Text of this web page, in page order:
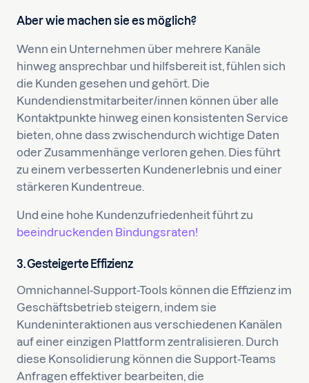
Aber wie machen sie es möglich?
Wenn ein Unternehmen über mehrere Kanäle
hinweg ansprechbar und hilfsbereit ist, fühlen sich
die Kunden gesehen und gehört. Die
Kundendienstmitarbeiter/innen können über alle
Kontaktpunkte hinweg einen konsistenten Service
bieten, ohne dass zwischendurch wichtige Daten
oder Zusammenhänge verloren gehen. Dies führt
zu einem verbesserten Kundenerlebnis und einer
stärkeren Kundentreue.
Und eine hohe Kundenzufriedenheit führt zu
beeindruckenden Bindungsraten!
3. Gesteigerte Effizienz
Omnichannel-Support-Tools können die Effizienz im
Geschäftsbetrieb steigern, indem sie
Kundeninteraktionen aus verschiedenen Kanälen
auf einer einzigen Plattform zentralisieren. Durch
diese Konsolidierung können die Support-Teams
Anfragen effektiver bearbeiten, die